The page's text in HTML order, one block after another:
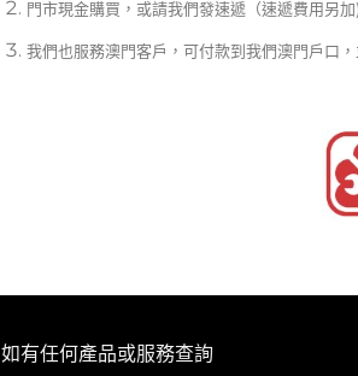
門市現金購買，或請我們發速遞（速遞費用另加)
我們也服務澳門客戶，可付款到我們澳門戶口
如有任何產品或服務查詢